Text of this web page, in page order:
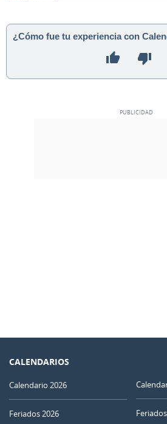
¿Cómo fue tu experiencia con
CALENDARIOS
Calendario 2026
Feriados 2026